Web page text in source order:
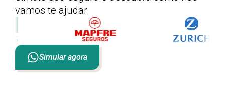
vamos te ajudar.
Simular agora